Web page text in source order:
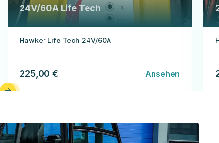
24V/60A Life Tech
Hawker Life Tech 24V/60A
225,00 € Ansehen